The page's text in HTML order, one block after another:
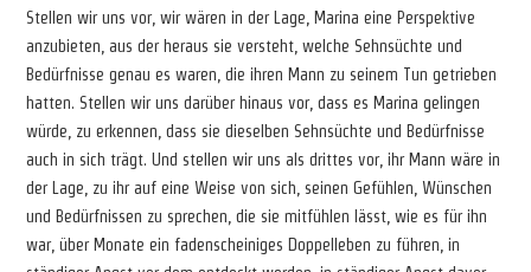
Stellen wir uns vor, wir wären in der Lage, Marina eine Perspektive
anzubieten, aus der heraus sie versteht, welche Sehnsüchte und
Bedürfnisse genau es waren, die ihren Mann zu seinem Tun getrieben
hatten. Stellen wir uns darüber hinaus vor, dass es Marina gelingen
würde, zu erkennen, dass sie dieselben Sehnsüchte und Bedürfnisse
auch in sich trägt. Und stellen wir uns als drittes vor, ihr Mann wäre in
der Lage, zu ihr auf eine Weise von sich, seinen Gefühlen, Wünschen
und Bedürfnissen zu sprechen, die sie mitfühlen lässt, wie es für ihn
war, über Monate ein fadenscheiniges Doppelleben zu führen, in